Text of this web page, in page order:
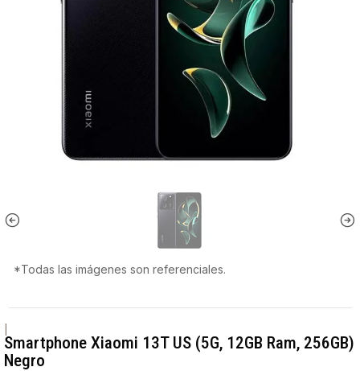
*Todas las imágenes son referenciales.
Smartphone Xiaomi 13T US (5G, 12GB Ram, 256GB)
Negro